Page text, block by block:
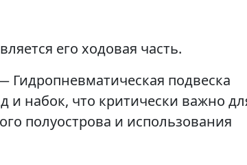
его ходовая часть.
Гидропневматическая подвеска
и набок, что критически важно
полуострова и использования